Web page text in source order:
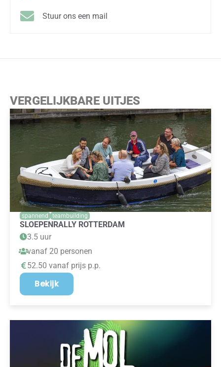
Stuur ons een mail
VERGELIJKBARE UITJES
spannend teambuilding
SLOEPENRALLY ROTTERDAM
3.5 uur
vanaf 20 personen
52.50 vanaf prijs p.p.
Bekijk